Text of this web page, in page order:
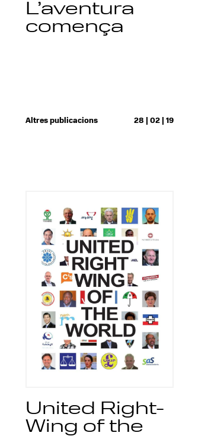
L’aventura
comença
Altres publicacions 28 | 02 | 19
United Right-
Wing of the